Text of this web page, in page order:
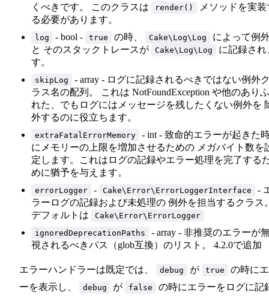
くべきです。 このクラスは
render()
メソッドを実装
る必要があります。
log - bool - true の時、 Cake\Log\Log
によって例
と そのスタックトレースが
Cake\Log\Log
に記録され
す。
skipLog
- array - ログに記録されるべきではない例外
ラス名の配列。 これは NotFoundException や他のありふ
れた、でもログにはメッセージを残したくない例外を
外するのに役立ちます。
extraFatalErrorMemory
- int - 致命的エラーが起きた
にメモリーの上限を増加させるための メガバイト数を
定します。これはログの記録やエラー処理を完了する
めに猶予を与えます。
errorLogger - Cake\Error\ErrorLoggerInterface
-
ラーログの記録および未処理の 例外を担当するクラス
デフォルトは
Cake\Error\ErrorLogger
ignoredDeprecationPaths
- array - 非推奨のエラーが
視されるべきパス（glob互換）のリスト。 4.2.0で追加
エラーハンドラーは既定では、 debug が true
の時に
ーを表示し、
debug が false
の時にエラーをログに記